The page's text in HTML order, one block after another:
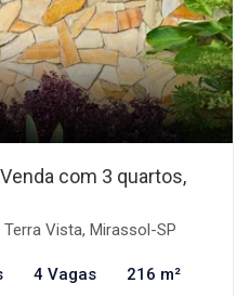
com 3 quartos,
Vista, Mirassol-SP
4 Vagas 216 m²